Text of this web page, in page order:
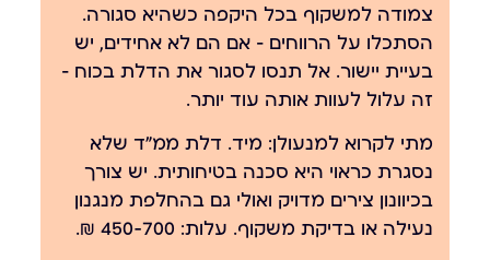
צמודה למשקוף בכל היקפה כשהיא סגורה.
הסתכלו על הרווחים — אם הם לא אחידים, יש
בעיית יישור. אל תנסו לסגור את הדלת בכוח —
זה עלול לעוות אותה עוד יותר.
מתי לקרוא למנעולן: מיד. דלת ממ״ד שלא
נסגרת כראוי היא סכנה בטיחותית. יש צורך
בכיוונון צירים מדויק ואולי גם בהחלפת מנגנון
נעילה או בדיקת משקוף. עלות: 450-700 ₪.